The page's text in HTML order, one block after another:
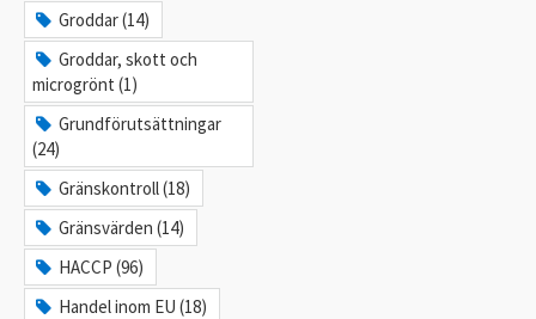
Groddar (14)
Groddar, skott och
microgrönt (1)
Grundförutsättningar
(24)
Gränskontroll (18)
Gränsvärden (14)
HACCP (96)
Handel inom EU (18)